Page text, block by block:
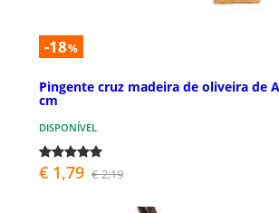
-18%
Pingente cruz madeira de oliveira de
cm
DISPONÍVEL
€ 1,79 € 2,19